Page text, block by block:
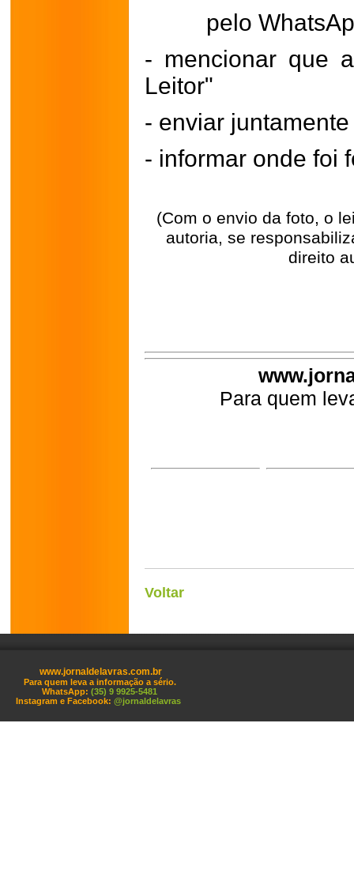
pelo
- mencionar que
Leitor"
- enviar
- informar onde foi
(Com o envio da foto, o
autoria, se
direito
Para quem
Voltar
www.jornaldelavras.com.br
Para quem leva a informação a sério.
WhatsApp: (35) 9 9925-5481
Instagram e Facebook: @jornaldelavras